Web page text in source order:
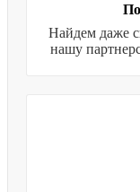
Найдем даже
нашу